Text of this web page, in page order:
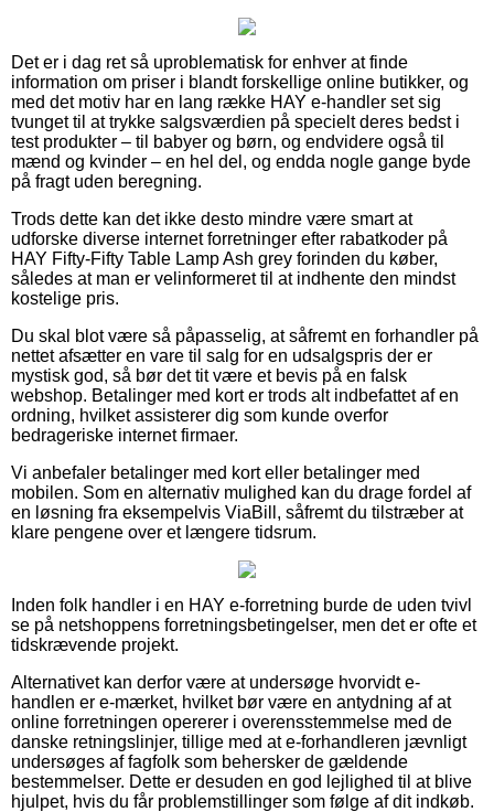
Det er i dag ret så uproblematisk for enhver at finde
information om priser i blandt forskellige online butikker, og
med det motiv har en lang række HAY e-handler set sig
tvunget til at trykke salgsværdien på specielt deres bedst i
test produkter – til babyer og børn, og endvidere også til
mænd og kvinder – en hel del, og endda nogle gange byde
på fragt uden beregning.
Trods dette kan det ikke desto mindre være smart at
udforske diverse internet forretninger efter rabatkoder på
HAY Fifty-Fifty Table Lamp Ash grey forinden du køber,
således at man er velinformeret til at indhente den mindst
kostelige pris.
Du skal blot være så påpasselig, at såfremt en forhandler på
nettet afsætter en vare til salg for en udsalgspris der er
mystisk god, så bør det tit være et bevis på en falsk
webshop. Betalinger med kort er trods alt indbefattet af en
ordning, hvilket assisterer dig som kunde overfor
bedrageriske internet firmaer.
Vi anbefaler betalinger med kort eller betalinger med
mobilen. Som en alternativ mulighed kan du drage fordel af
en løsning fra eksempelvis ViaBill, såfremt du tilstræber at
klare pengene over et længere tidsrum.
Inden folk handler i en HAY e-forretning burde de uden tvivl
se på netshoppens forretningsbetingelser, men det er ofte et
tidskrævende projekt.
Alternativet kan derfor være at undersøge hvorvidt e-
handlen er e-mærket, hvilket bør være en antydning af at
online forretningen opererer i overensstemmelse med de
danske retningslinjer, tillige med at e-forhandleren jævnligt
undersøges af fagfolk som behersker de gældende
bestemmelser. Dette er desuden en god lejlighed til at blive
hjulpet, hvis du får problemstillinger som følge af dit indkøb.